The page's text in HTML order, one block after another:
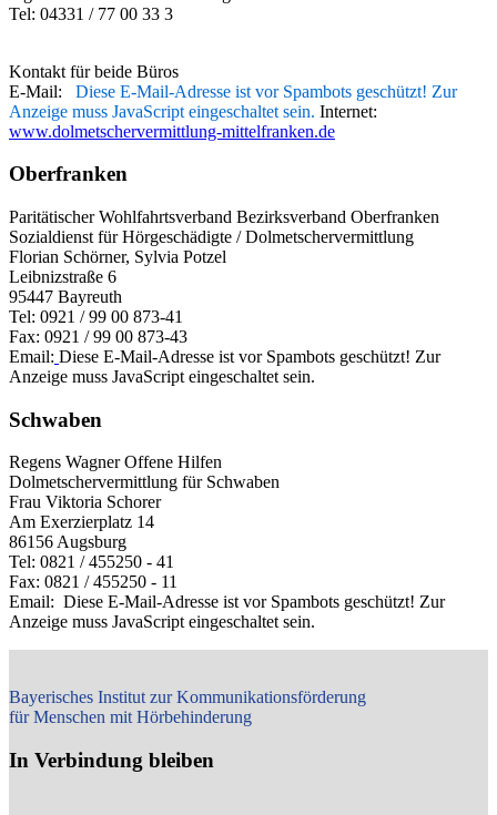
Tel: 04331 / 77 00 33 3
Kontakt für beide Büros
E-Mail:
Diese E-Mail-Adresse ist vor Spambots geschützt! Zur
Anzeige muss JavaScript eingeschaltet sein. Internet:
www.dolmetschervermittlung-mittelfranken.de
Oberfranken
Paritätischer Wohlfahrtsverband Bezirksverband Oberfranken
Sozialdienst für Hörgeschädigte / Dolmetschervermittlung
Florian Schörner, Sylvia Potzel
Leibnizstraße 6
95447 Bayreuth
Tel: 0921 / 99 00 873-41
Fax: 0921 / 99 00 873-43
Email: Diese E-Mail-Adresse ist vor Spambots geschützt! Zur
Anzeige muss JavaScript eingeschaltet sein.
Schwaben
Regens Wagner Offene Hilfen
Dolmetschervermittlung für Schwaben
Frau Viktoria Schorer
Am Exerzierplatz 14
86156 Augsburg
Tel: 0821 / 455250 - 41
Fax: 0821 / 455250 - 11
Email: Diese E-Mail-Adresse ist vor Spambots geschützt! Zur
Anzeige muss JavaScript eingeschaltet sein.
Bayerisches Institut zur Kommunikationsförderung
für Menschen mit Hörbehinderung
In Verbindung bleiben